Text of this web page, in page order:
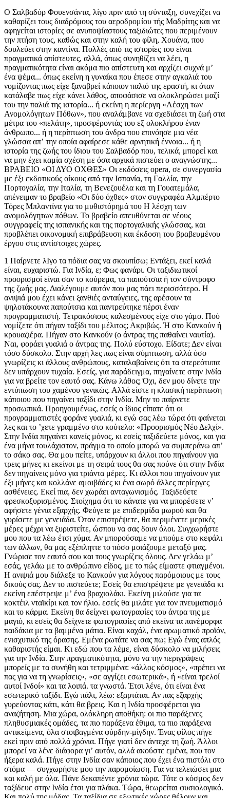
Ο Σαλβαδόρ Φουενσάντα, λίγο πριν από τη σύνταξη, συνεχίζει να
καθαρίζει τους διαδρόμους του αεροδρομίου τής Μαδρίτης και να
αφηγείται ιστορίες σε ανυποψίαστους ταξιδιώτες που περιμένουν
την πτήση τους, καθώς και στην καλή του φίλη, Χουάνα, που
δουλεύει στην καντίνα. Πολλές από τις ιστορίες του είναι
πραγματικά απίστευτες, αλλά, όπως συνηθίζει να λέει, η
πραγματικότητα είναι ακόμα πιο απίστευτη και αρχίζει συχνά μʼ
ένα ψέμα... όπως εκείνη η γυναίκα που έπεσε στην αγκαλιά του
νομίζοντας πως είχε ξαναβρεί κάποιον παλιό της εραστή, κι όταν
κατάλαβε πως είχε κάνει λάθος, αποφάσισε να ολοκληρώσει μαζί
του την παλιά της ιστορία... ή εκείνη η περίεργη «Λέσχη των
Ανομολόγητων Πόθων», που αναλάμβανε να σχεδιάσει τη ζωή στα
μέτρα του «πελάτη», προσφέροντάς του εξ ολοκλήρου έναν
άνθρωπο... ή η περίπτωση του άνδρα που επινόησε μια νέα
γλώσσα απʼ την οποία αφαίρεσε κάθε αρνητική έννοια... ή η
ιστορία της ζωής του ίδιου του Σαλβαδόρ που, τελικά, μπορεί και
να μην έχει καμία σχέση με όσα αρχικά πιστεύει ο αναγνώστης...
ΒΡΑΒΕΙΟ «ΟΙ ΔΥΟ ΟΧΘΕΣ» Οι εκδόσεις opera, σε συνεργασία
με έξι εκδοτικούς οίκους από την Ισπανία, τη Γαλλία, την
Πορτογαλία, την Ιταλία, τη Βενεζουέλα και τη Γουατεμάλα,
απένειμαν το βραβείο «Οι δύο όχθες» στον συγγραφέα Αλμπέρτο
Τόρες Μπλαντίνα για το μυθιστόρημά του Η λέσχη των
ανομολόγητων πόθων. Το βραβείο απευθύνεται σε νέους
συγγραφείς της ισπανικής και της πορτογαλικής γλώσσας, και
προβλέπει οικονομική επιβράβευση και έκδοση του βραβευμένου
έργου στις αντίστοιχες χώρες.
1 Παίρνετε λΙγο τα πόδια σας να σκουπίσω; Εντάξει, εκεί καλά είναι, ευχαριστώ. Για Ινδία, ε; Φως φανάρι. Οι ταξιδιωτικοί προορισμοί είναι σαν το κούρεμα, τα παπούτσια ή τον σύντροφο της ζωής μας. Διαλέγουμε αυτόν που μας πάει περισσότερο. Η ανιψιά μου έχει κάνει ξανθιές ανταύγειες, της αρέσουν τα ψηλοτάκουνα παπούτσια και παντρεύτηκε πέρσι έναν προγραμματιστή. Τετρακόσιους καλεσμένους είχε στο γάμο. Πού νομίζετε ότι πήγαν ταξίδι του μέλιτος; Ακριβώς. Ή στο Κανκούν ή κρουαζιέρα. Πήγαν στο Κανκούν (ο άντρας της παθαίνει ναυτία). Ναι, φοράει γυαλιά ο άντρας της. Πολύ εύστοχο. Είδατε; Δεν είναι τόσο δύσκολο. Στην αρχή λες πως είναι σύμπτωση, αλλά όσο γνωρίζεις κι άλλους ανθρώπους, καταλαβαίνεις ότι τα στερεότυπα δεν υπάρχουν τυχαία. Εσείς, για παράδειγμα, πηγαίνετε στην Ινδία για να βρείτε τον εαυτό σας. Κάνω λάθος; Όχι, δεν μου δίνετε την εντύπωση του χαμένου γενικώς. Αλλά είστε η κλασική περίπτωση κάποιου που πηγαίνει ταξίδι στην Ινδία. Μην το παίρνετε προσωπικά. Προηγουμένως, εσείς ο ίδιος είπατε ότι οι προγραμματιστές φοράνε γυαλιά, κι εγώ σας λέω τώρα ότι φαίνεται λες και το ʼχετε γραμμένο στο κούτελο: «Προορισμός Νέο Δελχί». Στην Ινδία πηγαίνει κανείς μόνος, κι εσείς ταξιδεύετε μόνος, και για ένα μήνα τουλάχιστον, πράγμα το οποίο μπορώ να συμπεράνω απʼ το σάκο σας. Θα μου πείτε, υπάρχουν κι άλλοι που πηγαίνουν για τρεις μήνες κι εκείνοι με τη σειρά τους θα σας πούνε ότι στην Ινδία δεν πηγαίνεις μόνο για τριάντα μέρες. Κι άλλοι που πηγαίνουν για έξι μήνες και κολλάνε αμοιβάδες κι ένα σωρό άλλες περίεργες ασθένειες. Εκεί πια, δεν χωράει ανταγωνισμός. Ταξιδεύετε φρεσκοξυρισμένος. Στοίχημα ότι το κάνατε για να μπορέσετε νʼ αφήσετε γένια εξαρχής. Φεύγετε με επιδερμίδα μωρού και θα γυρίσετε με γενειάδα. Όταν επιστρέψετε, θα περιμένετε μερικές μέρες μέχρι να ξυριστείτε, ώσπου να σας δουν όλοι. Συγχωρήστε μου που τα λέω έτσι χύμα. Αν μπορούσαμε να μπούμε στο κεφάλι των άλλων, θα μας εξέπληττε το πόσο μοιάζουμε μεταξύ μας. Γνώρισε τον εαυτό σου και τους γνωρίζεις όλους. Δεν γελάω μʼ εσάς, γελάω με το ανθρώπινο είδος, με το πώς είμαστε φτιαγμένοι. Η ανιψιά μου διάλεξε το Κανκούν για λόγους παρόμοιους με τους δικούς σας. Δεν το πιστεύετε; Εσείς θα επιστρέψετε με γενειάδα κι εκείνη επέστρεψε μʼ ένα βραχιολάκι. Εκείνη μιλούσε για τα κοκτέιλ νταϊκίρι και τον ήλιο. εσείς θα μιλάτε για τον πνευματισμό και το κάρμα. Εκείνη θα δείχνει φωτογραφίες του άντρα της με μαγιό, κι εσείς θα δείχνετε φωτογραφίες από εκείνα τα πανέμορφα παιδάκια με τα βαμμένα μάτια. Είναι καχάλ, ένα αρωματικό προϊόν, ενισχυτικό της όρασης. Εμένα ρωτάτε να σας πω; Εγώ ένας απλός καθαριστής είμαι. Κι εδώ που τα λέμε, είναι δύσκολο να μιλήσεις για την Ινδία. Στην πραγματικότητα, μόνο να την περιγράψεις μπορείς με τα συνήθη και τετριμμένα: «άλλος κόσμος», «πρέπει να πας για να τη γνωρίσεις», «σε αγγίζει εσωτερικά», ή «είναι τρελοί αυτοί Ινδοί» και τα λοιπά. τα γνωστά. Έτσι λένε, ότι είναι ένα εσωτερικό ταξίδι. Εγώ πάλι, λέω: εξαρτάται. Αν πας εξαρχής γυρεύοντας κάτι, κάτι θα βρεις. Και η Ινδία προσφέρεται για αναζήτηση. Μια χώρα, ολόκληρη αποθήκη: οι πιο παράξενες πληθυσμιακές ομάδες, τα πιο παράξενα έθιμα, τα πιο παράξενα αντικείμενα, όλα στοιβαγμένα φύρδην-μίγδην. Ένας φίλος πήγε εκεί πριν από πολλά χρόνια. Πήγε γιατί δεν άντεχε τη ζωή. Άλλοι μπορεί να λένε διάφορα γιʼ αυτόν, αλλά ακούστε εμένα, που τον ήξερα καλά. Πήγε στην Ινδία σαν κάποιος που έχει ένα πιστόλι στο στόμα — συγχωρήστε μου την παρομοίωση. Για να τελειώσει μια και καλή με όλα. Πάνε δεκαπέντε χρόνια τώρα. Τότε ο κόσμος δεν ταξίδευε στην Ινδία έτσι για πλάκα. Τώρα, θεωρείται φυσιολογικό. Και πολύ της μόδας. Τα ταξίδια σε εξωτικές χώρες θέλουν και εξωτικές βερμούδες. Τι λέτε κι εσείς; Τον έλεγαν Εδουάρδο Ουέσας και ήταν η προσωποποίηση της σύνεσης. Πολύ σωστός και σοβαρός. υπερβολικά, θα έλεγα εγώ. Ακόμη κι όταν χαμογελούσε, το ʼκανε μʼ ένα στραβό μειδίαμα που δύσκολα μπορούσες να το ερμηνεύσεις. Δεν ξέρω τι θα σκεφτόμουν γιʼ αυτόν αν τον είχα γνωρίσει εδώ, στο αεροδρόμιο. Υποθέτω, ό,τι και οι υπόλοιποι. ότι ήταν ένας περίεργος τύπος, που η επιφυλακτικότητά του άγγιζε μονίμως την αγένεια. Αλλά εγώ τον γνώριζα τον Εδουάρδο από παιδί, και ξέρω ότι ήταν ένας πολύ ξεχωριστός άνθρωπος. Είχε μετακομίσει με τη μητέρα του στο διπλανό διαμέρισμα. Πάντα ήταν ένα μοναχικό παιδί. Σχεδόν δεν είχε φίλους και, να σας πω την αλήθεια, δεν φαινόταν να νοιάζεται ιδιαίτερα γι αυτό. Διάβαζε πολύ. Να άλλο ένα στερεότυπο: όποιος διαβάζει πολύ, στο τέλος τού σαλεύει. Σαν τον Δον Κιχώτη ή τη Μαντάμ Μποβαρί, που κατέληξαν να πιστεύουν ότι η ζωή ήταν σαν τα μυθιστορήματα που τους ξεμυάλιζαν. Αλλά η ζωή είναι διαφορετική, δε νομίζετε; Ούτε καλύτερη ούτε χειρότερη. διαφορετική. Κάτι παρόμοιο συνέβη και στον Εδουάρδο. Με κανέναν τρόπο δεν υπαινίσσομαι μʼ αυτό ότι φταίνε τα βιβλία, όπως ισχυρίστηκαν κάποιοι. Δεν τον έκαναν τα βιβλία μισάνθρωπο. Ούτε εκείνον ούτε κανέναν άλλο. Ίσα ίσα, ο μονόχνωτος χαρακτήρας του τον οδήγησε νʼ αναζητήσει σύμμαχο στα βιβλία. Όμως, ούτε και η επιρροή της μητέρας του τον βοήθησε ιδιαίτερα, για να είμαστε ειλικρινείς. Ήταν μια υπέροχη γυναίκα, πάντα χαμογελαστή, αλλά ως μητέρα... δεν ξέρω τι να σας πω. Τα παιδιά πρέπει να παίζουν βώλους ή σβούρες. Πώς; Βιντεοπαιχνίδια; Εν πάση περιπτώσει, τα παιδιά πρέπει να παίζουν πράγματα για παιδιά. Αλλά η μητέρα του Εδουάρδο τού φερόταν πάντα λες κι ήταν κανένα μικρομέγαλο αντράκι. Τον πήγαινε στα μουσεία, στα μπαρ, στη φύση για διαλογισμό. Σας είπα ότι ήταν φωτογράφος; Κι επιπλέον, ζούσε μόνη. Έτσι, για να σχηματίσετε μια ιδέα περίπου. Ο μικρός δεν είχε πατέρα. Όποτε τον ρώταγε κανείς, ανασήκωνε τους ώμους του, αφού η μητέρα του δεν του είχε αποκαλύψει ούτε καν το όνομα του πατέρα του. «Το Άγιο Πνεύμα» μου απάντησε τη μία και μοναδική φορά που τη ρώτησα εγώ. Στʼ αστεία, δεν λέω, αλλά εμένα δεν μου φάνηκε και τόσο αστείο. Αλλά έτσι όπως γέλαγε εκείνη, τόσο αυθόρμητα... Δεν ξέρω τι πιστεύετε εσείς, αλλά εγώ νομίζω ότι δεν είναι καλό παράδειγμα για ένα παιδί. Και μη σας πω για τις ουσίες που κάπνιζε και τους παράξενους φίλους που κουβάλαγε στο σπίτι. Κάθε μέρα κι άλλον. Δεν κρίνω αν έκανε καλώς ή κακώς, δεν μου πέφτει λόγος. Στη δική μου την εποχή ήταν αλλιώς τα πράγματα και μάλλον δεν θα συμφωνήσουμε ως προς αυτό. Αλλά, μʼ ένα μικρό παιδί, δεν μου φαίνεται σωστό. Τέλος πάντων, ας μην ξεφεύγουμε απʼ το θέμα. Ο Εδουάρδο ήταν ιδιάζουσα περίπτωση παιδιού. Η γυναίκα μου, η Λεονόρ, θεός σχωρέσʼ την, τον λυπότανε πολύ. Έλεγε ότι χρειαζόταν περισσότερη οικογενειακή ζεστασιά. Δεν μπορώ να πω, η μητέρα του ήταν πολύ στοργική μαζί του, αλλά να μεγαλώνεις χωρίς πατέρα, χωρίς αδέλφια, χωρίς παππούδες... Η Λέο τον φίλευε κανένα γλυκό κάπου κάπου ή τον καλούσε στο σπίτι μας να δει τηλεόραση (άγνωστο γιατί, στο δικό τους δεν είχαν). Αλλά ο μικρός δεν φαινόταν και πολύ διατεθειμένος να πιάσει φιλίες. Ελάχιστες μόνο φορές τον θυμάμαι να ήρθε στο σπίτι μας. Κάποια απʼ αυτές, κάθισε μπρος στην τηλεόραση κοιτώντας σαν υπνωτισμένος. Η Λέο ετοίμαζε σοκολάτα στην κουζίνα καταχαρούμενη. «Αυτό το παιδί χρειάζεται μια θεία» επαναλάμβανε κάθε τόσο. Εμείς δεν αποκτήσαμε παιδιά. Καημένη Λέο. και αγαπούσε τόσο πολύ τα παιδιά. Θυμάμαι πολύ καλά τη σκηνή. Ο Εδουάρδο, καθισμένος στο χαλί να βλέπει τηλεόραση, κι εγώ καθισμένος στον καναπέ να τον κοιτάζω. Ούτε τα βλέφαρά του δεν κούναγε. Τον ρωτούσες κάτι και δεν απαντούσε. «Θέλεις κι άλλη σοκολάτα;» — κι ο μικρός μούγκα. Δεν ξέραμε πώς να τον κάνουμε νʼ αντιδράσει, ώσπου εμφανίστηκε η μητέρα του: «Έλα, Εδουάρδο, ώρα για το βραδινό φαγητό.» Και χωρίς να πει τίποτα, σηκώθηκε κι έφυγε. Την επομένη, ανεβήκαμε μαζί στο ασανσέρ. «Δον Σαλβαδόρ» μου είπε, «όλα αυτά που έδειχνε η τηλεόρασή σας είναι αλήθεια;» Εγώ του απάντησα ότι μερικά ναι, κι άλλα όχι. Μʼ έβαλε να του απαριθμήσω, μία προς μία τις εκπομπές, τι ήταν αλήθεια και τι όχι. Ύστερα μπήκε στο σπίτι του σκεφτικός. Όταν τον ξανακάλεσε η Λέο, περιορίστηκε απλώς να της πει: «Δεν μου αρέσει η τηλεόρασή σας. Μετά, δεν μπορώ να κοιμηθώ απʼ τις σκέψεις.» «Τι σκέψεις, γλυκέ μου;» «Δεν ξέρω, σκέψεις. Για όσα συμβαίνουν στον κόσμο.» Τρομερό παιδί, ε; Μεγάλος, δεν άλλαξε πολύ. Λίγο πιο ψηλός και με λίγο ακόμη γενάκι, αλλά το ίδιο επιφυλακτικός. Η γυναίκα μου είχε πια συνηθίσει στην ιδέα ότι δεν θα γινόταν η θεία Λέο. Εγώ πάλι —βέβαια, δεν της το είπα ποτέ της ίδιας— ήξερα ότι ο μικρός με θεωρούσε φίλο του. Μερικές φορές ερχόταν και μου ʼλεγε διάφορα. ξέρετε, χαζομάρες που συνέβαιναν στην τάξη του. Αλλά και μόνο που μίλαγε, ήταν γιʼ αυτόν μεγάλη υπέρβαση, ακόμη κι η μητέρα του το ομολογούσε. «Δον Σαλβαδόρ, πιο πολλά μυστικά έχει μαζί σας παρά μʼ εμένα.» Η Λέο με κοιτούσε με μια μικρή ζήλια. «Μυστικά των παιδιών...» απαντούσα εγώ. Γιʼ άλλο όμως είχα ξεκινήσει να σας μιλάω. για ένα περιστατικό που συνέβη όταν ήταν έντεκα χρονών. Αν με δείτε και την μπλέκω πολύ την ιστορία, διακόψτε με. Στη γειτονιά μας έγινε κάτι που έφτασε μέχρι τις εφημερίδες. Κάποιος είχε πυροβολήσει μʼ ένα αεροβόλο μια παρέα νεαρών. Πέτυχε έναν στην κοιλιά κι έναν άλλο στον ώμο. Ευτυχώς, δεν έπαθε κανείς τίποτα. Αλλά μόνο ο φόβος κι η λαχτάρα που πήρανε, τους έφτανε, φαντάζομαι. Ποτέ δεν μαθεύτηκε ο δράστης, αφού είχε πυροβολήσει από μια ταράτσα κι είχε φύγει γρήγορα. Ο Εδουάρδο; Ναι, ήταν ο Εδουάρδο, αλλά μην το θεωρείτε τόσο αυτονόητο. Το καταλάβατε γιατί μιλούσαμε γιʼ αυτόν. Ήταν ένα φυσιολογικό παιδί, μη νομίζετε ότι είχε βλέμμα τρελού ή ότι μιλούσε με αόρατους ανθρώπους και τα παρόμοια που δείχνουν οι ταινίες. Αν είχε έρθει κάποιος δημοσιογράφος στο σπίτι μου, θα του είχα απαντήσει με το γνωστό: «Έπεσα απʼ τα σύννεφα! Ένα ευγενέστατο παιδί. Πάντοτε μου άνοιγε την εξώπορτα και μια φορά βοήθησε τη γυναίκα μου νʼ ανεβάσει πάνω τα ψώνια». Λες και το να βοηθήσεις τη γειτόνισσα να μεταφέρει τα ψώνια και το να ρίχνεις με το αεροβόλο απʼ την ταράτσα είναι ασυμβίβαστα. Αλλά, τι να γίνει. Το μυαλό λειτουργεί με τέτοιους μηχανισμούς. Τα απλοποιούμε όλα μέχρι γελοιότητας. Το μυστικό του το ανακάλυψα τυχαία. Επιστρέφοντας μια μέρα απʼ τη δουλειά (τότε δεν δούλευα εδώ, αλλά σʼ ένα συνεργείο) πήρε το αφτί μου κάτι πι